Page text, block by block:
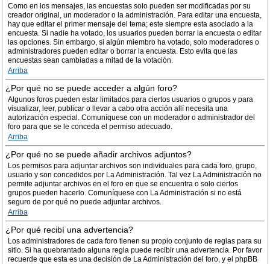
Como en los mensajes, las encuestas solo pueden ser modificadas por su
creador original, un moderador o la administración. Para editar una encuesta,
hay que editar el primer mensaje del tema; este siempre esta asociado a la
encuesta. Si nadie ha votado, los usuarios pueden borrar la encuesta o editar
las opciones. Sin embargo, si algún miembro ha votado, solo moderadores o
administradores pueden editar o borrar la encuesta. Esto evita que las
encuestas sean cambiadas a mitad de la votación.
Arriba
¿Por qué no se puede acceder a algún foro?
Algunos foros pueden estar limitados para ciertos usuarios o grupos y para
visualizar, leer, publicar o llevar a cabo otra acción allí necesita una
autorización especial. Comuníquese con un moderador o administrador del
foro para que se le conceda el permiso adecuado.
Arriba
¿Por qué no se puede añadir archivos adjuntos?
Los permisos para adjuntar archivos son individuales para cada foro, grupo,
usuario y son concedidos por La Administración. Tal vez La Administración no
permite adjuntar archivos en el foro en que se encuentra o solo ciertos
grupos pueden hacerlo. Comuníquese con La Administración si no está
seguro de por qué no puede adjuntar archivos.
Arriba
¿Por qué recibí una advertencia?
Los administradores de cada foro tienen su propio conjunto de reglas para su
sitio. Si ha quebrantado alguna regla puede recibir una advertencia. Por favor
recuerde que esta es una decisión de La Administración del foro, y el phpBB